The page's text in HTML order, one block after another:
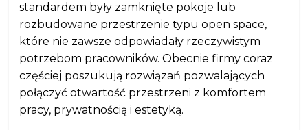
standardem były zamknięte pokoje lub
rozbudowane przestrzenie typu open space,
które nie zawsze odpowiadały rzeczywistym
potrzebom pracowników. Obecnie firmy coraz
częściej poszukują rozwiązań pozwalających
połączyć otwartość przestrzeni z komfortem
pracy, prywatnością i estetyką.